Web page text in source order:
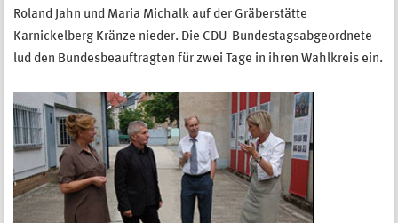
Roland Jahn und Maria Michalk auf der Gräberstätte
Karnickelberg Kränze nieder. Die CDU-Bundestagsabgeordnete
lud den Bundesbeauftragten für zwei Tage in ihren Wahlkreis ein.